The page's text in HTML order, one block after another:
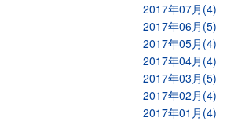
2017年07月(4)
2017年06月(5)
2017年05月(4)
2017年04月(4)
2017年03月(5)
2017年02月(4)
2017年01月(4)